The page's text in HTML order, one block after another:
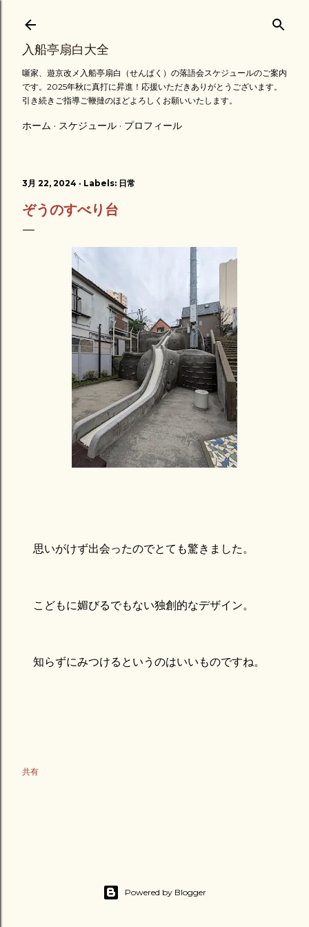
スキップしてメイン コンテンツに移動
入船亭扇白大全
噺家、遊京改メ入船亭扇白（せんぱく）の落語会スケジュールのご案内
です。2025年秋に真打に昇進！応援いただきありがとうございます。
引き続きご指導ご鞭撻のほどよろしくお願いいたします。
ホーム スケジュール プロフィール
3月 22, 2024 Labels: 日常
ぞうのすべり台
思いがけず出会ったのでとても驚きました。
こどもに媚びるでもない独創的なデザイン。
知らずにみつけるというのはいいものですね。
共有
Powered by Blogger